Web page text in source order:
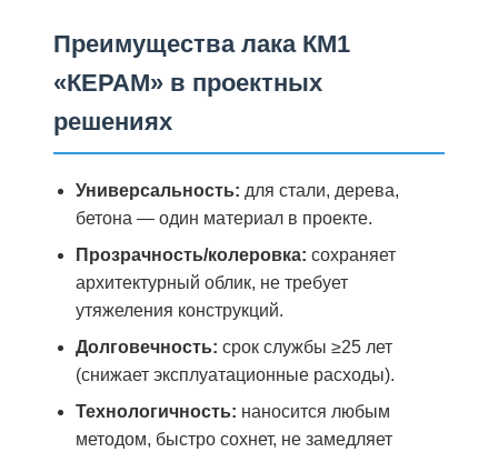
Преимущества лака КМ1
«КЕРАМ» в проектных
решениях
Универсальность: для стали, дерева,
бетона — один материал в проекте.
Прозрачность/колеровка: сохраняет
архитектурный облик, не требует
утяжеления конструкций.
Долговечность: срок службы ≥25 лет
(снижает эксплуатационные расходы).
Технологичность: наносится любым
методом, быстро сохнет, не замедляет